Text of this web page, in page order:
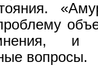
и
вопросы.